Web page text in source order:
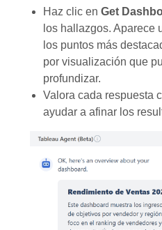
Haz clic enGet
los hallazgos. Aparece
los puntos más
por visualización que
profundizar.
Valora cada respuesta
ayudar a afinar los